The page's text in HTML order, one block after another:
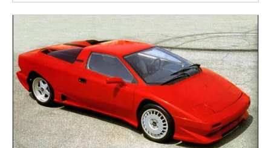
#CIZETA-MORODER V16T